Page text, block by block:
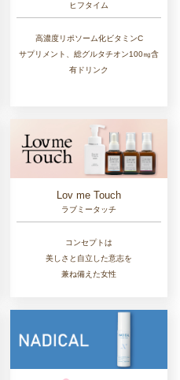
ヒフタイム
高濃度リポソーム化ビタミンC
サプリメント、総グルタチオン100㎎含
有ドリンク
Lov me Touch
ラブミータッチ
コンセプトは
美しさと自立した意志を
兼ね備えた女性